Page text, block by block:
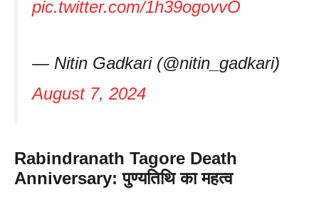
pic.twitter.com/1h39ogovvO
— Nitin Gadkari (@nitin_gadkari)
August 7, 2024
Rabindranath Tagore Death
Anniversary: पुण्यतिथि का महत्व